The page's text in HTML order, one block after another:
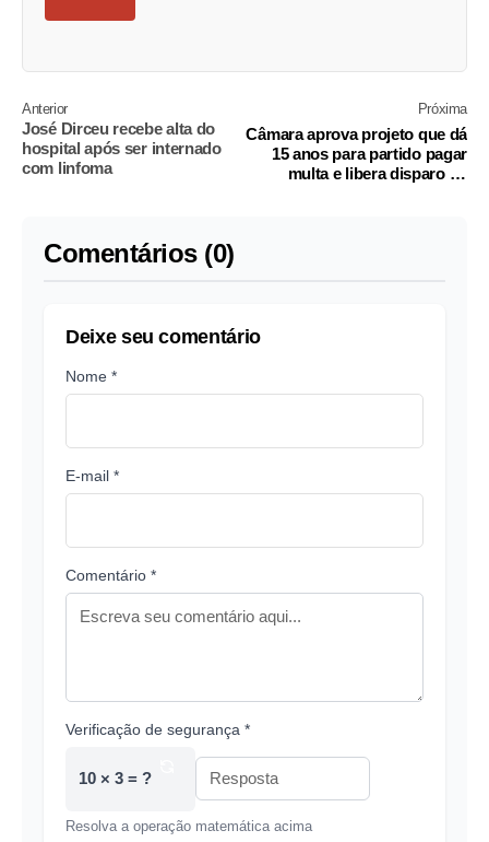
Anterior
José Dirceu recebe alta do
hospital após ser internado
com linfoma
Próxima
Câmara aprova projeto que dá
15 anos para partido pagar
multa e libera disparo de
Comentários (0)
Deixe seu comentário
Nome *
E-mail *
Comentário *
Verificação de segurança *
10 × 3 = ?
Resolva a operação matemática acima